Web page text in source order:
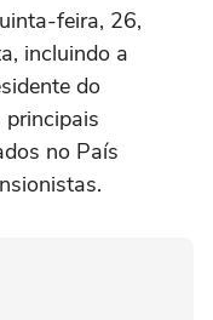
feira, 26,
incluindo a
do
principais
no País